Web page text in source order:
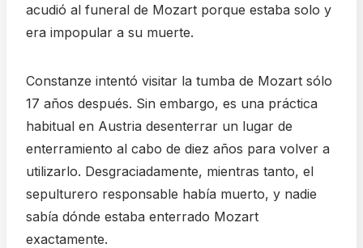
acudió al funeral de Mozart porque estaba solo y
era impopular a su muerte.
Constanze intentó visitar la tumba de Mozart sólo
17 años después. Sin embargo, es una práctica
habitual en Austria desenterrar un lugar de
enterramiento al cabo de diez años para volver a
utilizarlo. Desgraciadamente, mientras tanto, el
sepulturero responsable había muerto, y nadie
sabía dónde estaba enterrado Mozart
exactamente.